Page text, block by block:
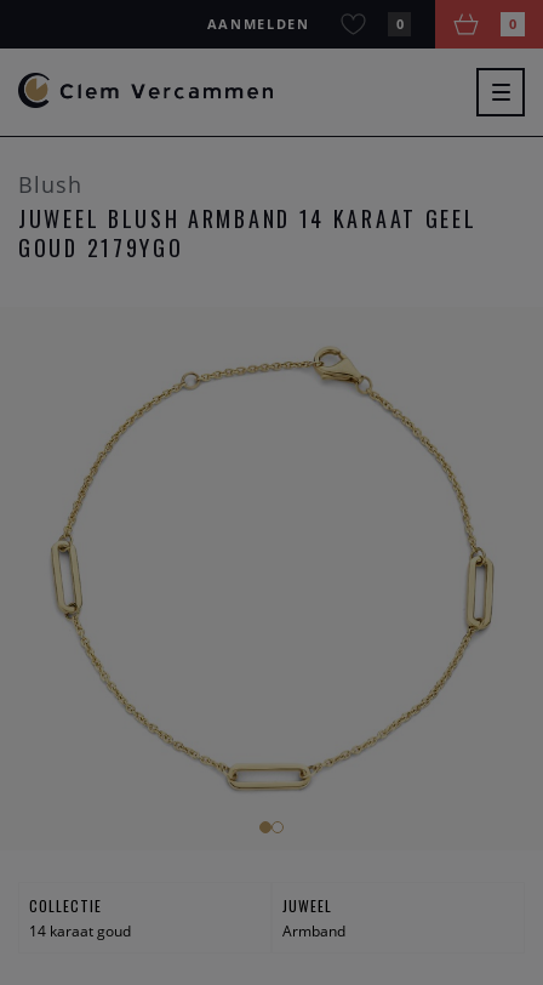
AANMELDEN 0 0
Blush
JUWEEL BLUSH ARMBAND 14 KARAAT GEEL
GOUD 2179YGO
COLLECTIE
14 karaat goud
JUWEEL
Armband